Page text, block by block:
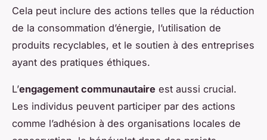
Cela peut inclure des actions telles que la réduction
de la consommation d’énergie, l’utilisation de
produits recyclables, et le soutien à des entreprises
ayant des pratiques éthiques.
L’engagement communautaire est aussi crucial.
Les individus peuvent participer par des actions
comme l’adhésion à des organisations locales de